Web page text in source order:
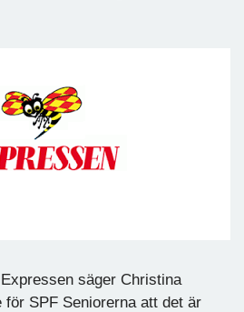
säger Christina
för SPF Seniorerna att det är